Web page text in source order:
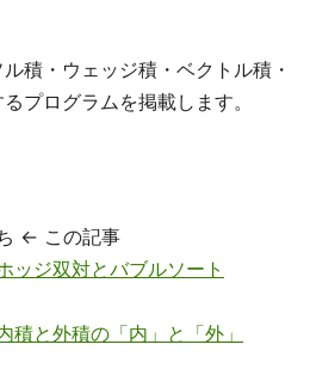
積・ウェッジ積・ベクトル積・
プログラムを掲載します。
← この記事
ッジ双対とバブルソート
積と外積の「内」と「外」